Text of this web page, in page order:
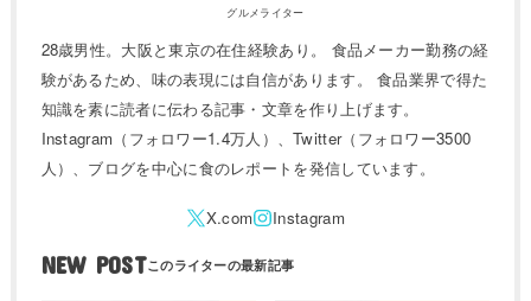
グルメライター
28歳男性。大阪と東京の在住経験あり。 食品メーカー勤務の経
験があるため、味の表現には自信があります。 食品業界で得た
知識を素に読者に伝わる記事・文章を作り上げます。
Instagram（フォロワー1.4万人）、Twitter（フォロワー3500
人）、ブログを中心に食のレポートを発信しています。
NEW POST